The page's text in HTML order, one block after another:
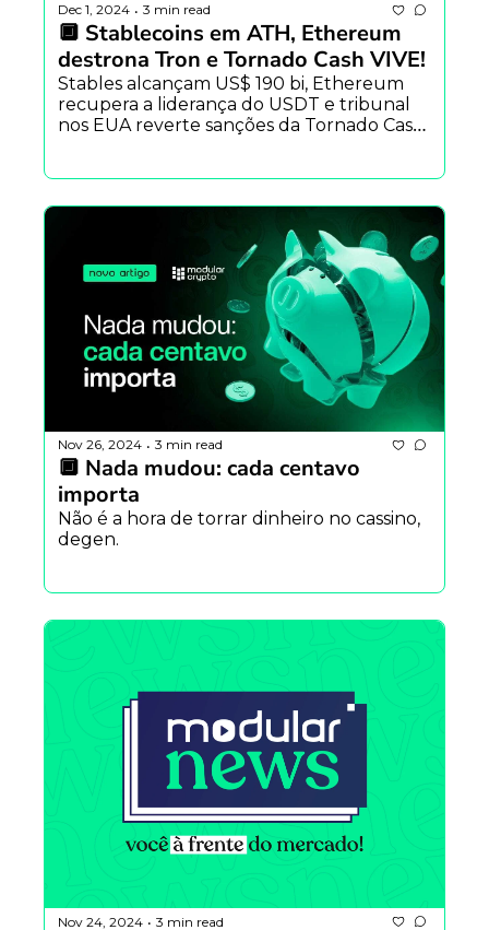
Dec 1, 2024 • 3 min read
🔲 Stablecoins em ATH, Ethereum
destrona Tron e Tornado Cash VIVE!
Stables alcançam US$ 190 bi, Ethereum
recupera a liderança do USDT e tribunal
nos EUA reverte sanções da Tornado Cash.
Nov 26, 2024 • 3 min read
🔲 Nada mudou: cada centavo
importa
Não é a hora de torrar dinheiro no cassino,
degen.
Nov 24, 2024 • 3 min read